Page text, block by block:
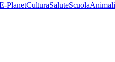
E-PlanetCulturaSaluteScuolaAnimali